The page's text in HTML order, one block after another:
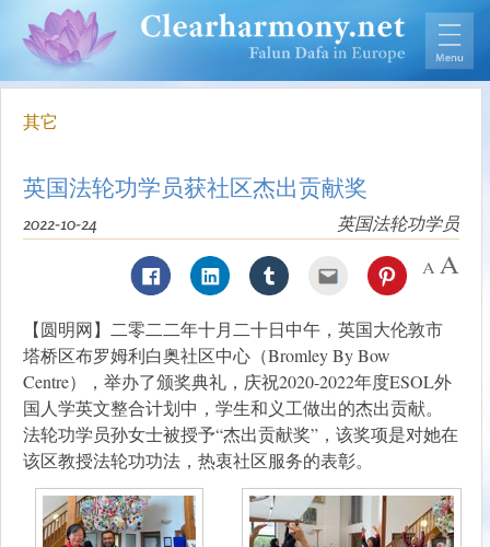
其它
英国法轮功学员获社区杰出贡献奖
英国法轮功学员
2022-10-24
【圆明网】二零二二年十月二十日中午，英国大伦敦市
塔桥区布罗姆利白奥社区中心（Bromley By Bow
Centre），举办了颁奖典礼，庆祝2020-2022年度ESOL外
国人学英文整合计划中，学生和义工做出的杰出贡献。
法轮功学员孙女士被授予“杰出贡献奖”，该奖项是对她在
该区教授法轮功功法，热衷社区服务的表彰。